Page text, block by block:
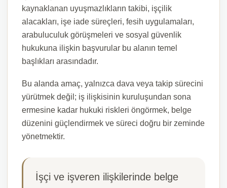
kaynaklanan uyuşmazlıkların takibi, işçilik
alacakları, işe iade süreçleri, fesih uygulamaları,
arabuluculuk görüşmeleri ve sosyal güvenlik
hukukuna ilişkin başvurular bu alanın temel
başlıkları arasındadır.
Bu alanda amaç, yalnızca dava veya takip sürecini
yürütmek değil; iş ilişkisinin kuruluşundan sona
ermesine kadar hukuki riskleri öngörmek, belge
düzenini güçlendirmek ve süreci doğru bir zeminde
yönetmektir.
İşçi ve işveren ilişkilerinde belge